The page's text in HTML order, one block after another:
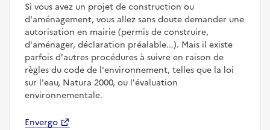
Si vous avez un projet de construction ou
d'aménagement, vous allez sans doute demander une
autorisation en mairie (permis de construire,
d'aménager, déclaration préalable...). Mais il existe
parfois d'autres procédures à suivre en raison de
règles du code de l'environnement, telles que la loi
sur l'eau, Natura 2000, ou l'évaluation
environnementale.
Envergo